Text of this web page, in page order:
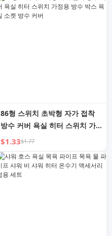
86형 스위치 초박형 자가 접착
방수 커버 욕실 히터 스위치 가
정용 방수 박스 욕실 소켓 방수
커버
$1.33$1.77